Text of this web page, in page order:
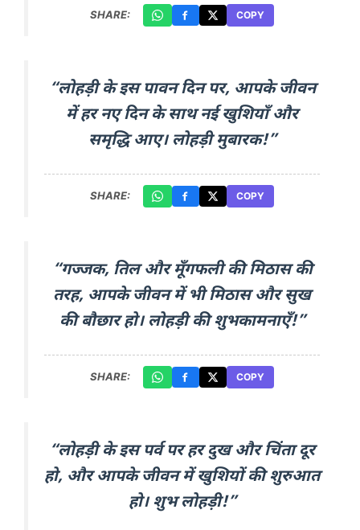
SHARE: COPY
“लोहड़ी के इस पावन दिन पर, आपके जीवन
में हर नए दिन के साथ नई खुशियाँ और
समृद्धि आए। लोहड़ी मुबारक!”
SHARE: COPY
“गज्जक, तिल और मूँगफली की मिठास की
तरह, आपके जीवन में भी मिठास और सुख
की बौछार हो। लोहड़ी की शुभकामनाएँ!”
SHARE: COPY
“लोहड़ी के इस पर्व पर हर दुख और चिंता दूर
हो, और आपके जीवन में खुशियों की शुरुआत
हो। शुभ लोहड़ी!”